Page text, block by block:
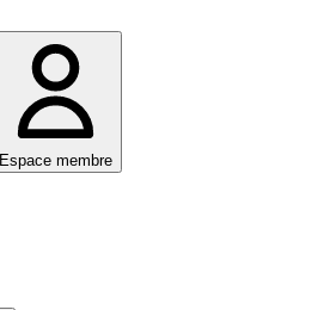
Espace membre